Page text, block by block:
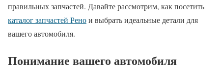
правильных запчастей. Давайте рассмотрим, как посетить
каталог запчастей Ренои выбрать идеальные детали для
вашего автомобиля.
Понимание вашего автомобиля